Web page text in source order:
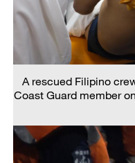
A rescued Filipino
Coast Guard member